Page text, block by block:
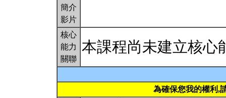
簡介
影片
核心
能力
關聯
本課程尚未建立核心
為確保您我的權利,